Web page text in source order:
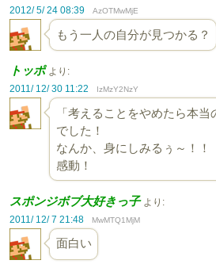
2012/ 5/ 24 08:39
AzOTMwMjE
もう一人の自分が見つかる？
トッポ より:
2011/ 12/ 30 11:22
IzMzY2NzY
「考えることをやめたら本当
でした！
なんか、身にしみるぅ～！！
感動！
スポンジボブ大好きっ子 より:
2011/ 12/ 7 21:48
MwMTQ1MjM
面白い